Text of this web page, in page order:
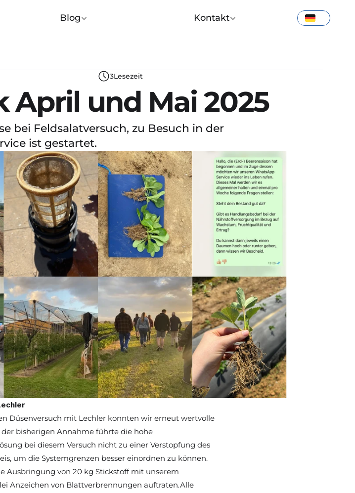
Blog Kontakt
3Lesezeit
April und Mai 2025
bei Feldsalatversuch, zu Besuch in der
ist gestartet.
Düsenversuch mit Lechler konnten wir erneut wertvolle
bisherigen Annahme führte die hohe
bei diesem Versuch nicht zu einer Verstopfung des
um die Systemgrenzen besser einordnen zu können.
Ausbringung von 20 kg Stickstoff mit unserem
Anzeichen von Blattverbrennungen auftraten.Alle